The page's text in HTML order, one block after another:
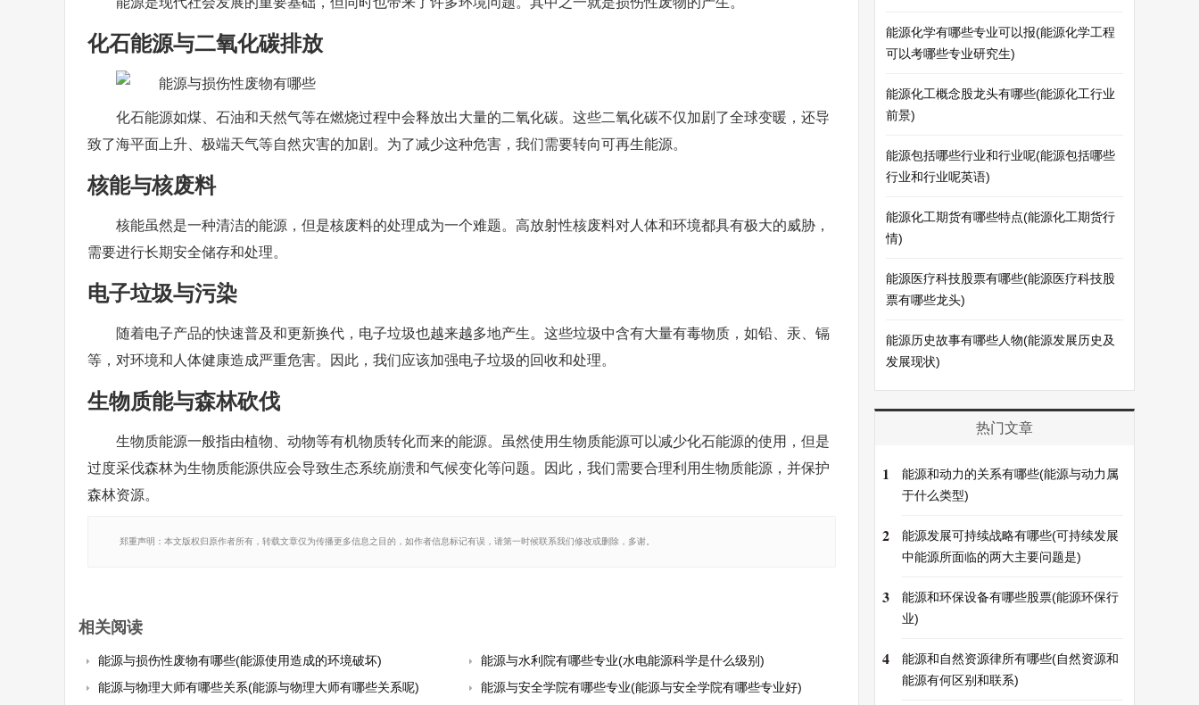
化石能源与二氧化碳排放
化石能源如煤、石油和天然气等在燃烧过程中会释放出大量的二氧化碳。这些二氧化碳不仅加剧了全球变暖，还导
致了海平面上升、极端天气等自然灾害的加剧。为了减少这种危害，我们需要转向可再生能源。
核能与核废料
核能虽然是一种清洁的能源，但是核废料的处理成为一个难题。高放射性核废料对人体和环境都具有极大的威胁，
需要进行长期安全储存和处理。
电子垃圾与污染
随着电子产品的快速普及和更新换代，电子垃圾也越来越多地产生。这些垃圾中含有大量有毒物质，如铅、汞、镉
等，对环境和人体健康造成严重危害。因此，我们应该加强电子垃圾的回收和处理。
生物质能与森林砍伐
生物质能源一般指由植物、动物等有机物质转化而来的能源。虽然使用生物质能源可以减少化石能源的使用，但是
过度采伐森林为生物质能源供应会导致生态系统崩溃和气候变化等问题。因此，我们需要合理利用生物质能源，并保护
森林资源。
郑重声明：本文版权归原作者所有，转载文章仅为传播更多信息之目的，如作者信息标记有误，请第一时候联系我们修改或删除，多谢。
相关阅读
能源与损伤性废物有哪些(能源使用造成的环境破坏)
能源与水利院有哪些专业(水电能源科学是什么级别)
能源与物理大师有哪些关系(能源与物理大师有哪些关系呢)
能源与安全学院有哪些专业(能源与安全学院有哪些专业好)
能源化学有哪些专业可以报(能源化学工程
可以考哪些专业研究生)
能源化工概念股龙头有哪些(能源化工行业
前景)
能源包括哪些行业和行业呢(能源包括哪些
行业和行业呢英语)
能源化工期货有哪些特点(能源化工期货行
情)
能源医疗科技股票有哪些(能源医疗科技股
票有哪些龙头)
能源历史故事有哪些人物(能源发展历史及
发展现状)
热门文章
1
能源和动力的关系有哪些(能源与动力属
于什么类型)
2
能源发展可持续战略有哪些(可持续发展
中能源所面临的两大主要问题是)
3
能源和环保设备有哪些股票(能源环保行
业)
4
能源和自然资源律所有哪些(自然资源和
能源有何区别和联系)